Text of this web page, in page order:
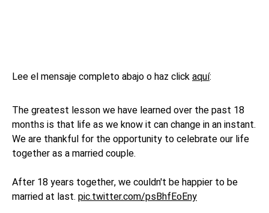
Lee el mensaje completo abajo o haz clickaquí:
The greatest lesson we have learned over the past 18
months is that life as we know it can change in an instant.
We are thankful for the opportunity to celebrate our life
together as a married couple.
After 18 years together, we couldn't be happier to be
married at last. pic.twitter.com/psBhfEoEny